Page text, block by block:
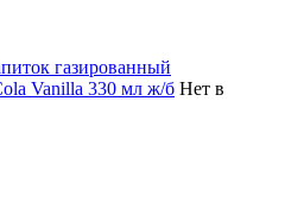
газированный
Vanilla 330 мл ж/б Нет в